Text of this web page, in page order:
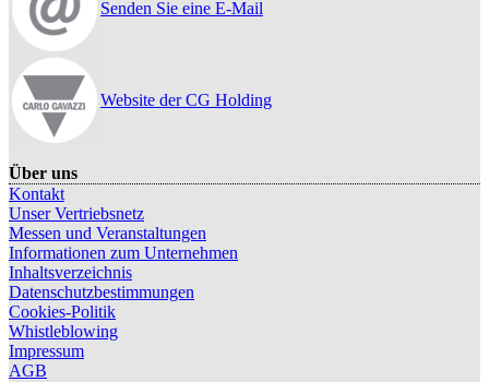
Senden Sie eine E-Mail
Website der CG Holding
Über uns
Kontakt
Unser Vertriebsnetz
Messen und Veranstaltungen
Informationen zum Unternehmen
Inhaltsverzeichnis
Datenschutzbestimmungen
Cookies-Politik
Whistleblowing
Impressum
AGB